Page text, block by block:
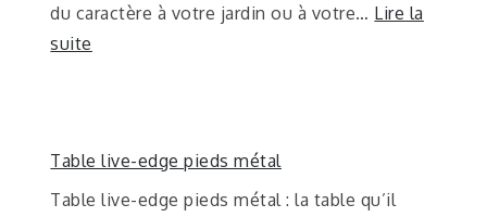
du caractère à votre jardin ou à votre… Lire la
suite
Table live-edge pieds métal
Table live-edge pieds métal : la table qu’il